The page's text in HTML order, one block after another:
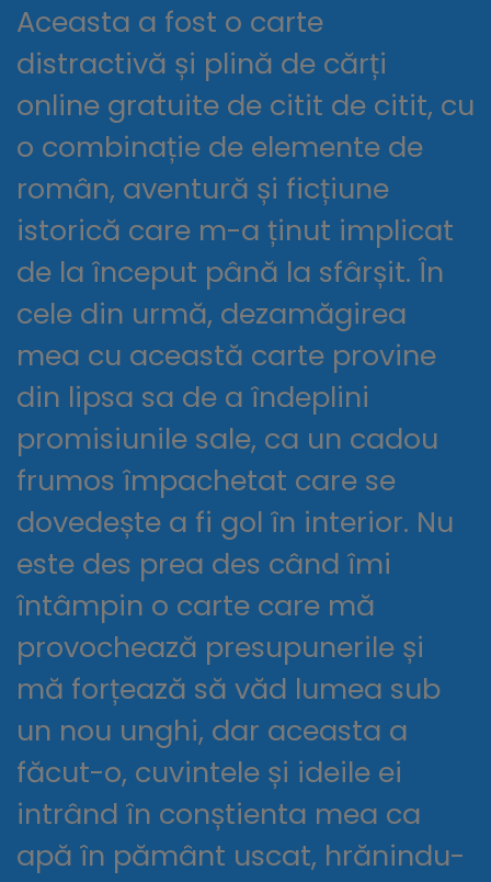
Aceasta a fost o carte
distractivă și plină de cărți
online gratuite de citit de citit, cu
o combinație de elemente de
român, aventură și ficțiune
istorică care m-a ținut implicat
de la început până la sfârșit. În
cele din urmă, dezamăgirea
mea cu această carte provine
din lipsa sa de a îndeplini
promisiunile sale, ca un cadou
frumos împachetat care se
dovedește a fi gol în interior. Nu
este des prea des când îmi
întâmpin o carte care mă
provochează presupunerile și
mă forțează să văd lumea sub
un nou unghi, dar aceasta a
făcut-o, cuvintele și ideile ei
intrând în conștienta mea ca
apă în pământ uscat, hrănindu-